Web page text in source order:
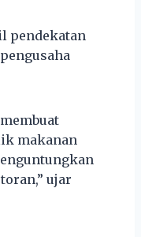
pendekatan
makanan
ujar